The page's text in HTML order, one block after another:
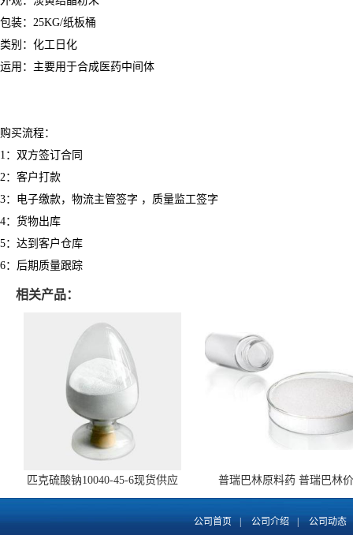
包装：25KG/纸板桶
类别：化工日化
运用：主要用于合成医药中间体
购买流程：
1：双方签订合同
2：客户打款
3：电子缴款，物流主管签字 ，质量监工签字
4：货物出库
5：达到客户仓库
6：后期质量跟踪
相关产品：
匹克硫酸钠10040-45-6现货供应
普瑞巴林原料药 普瑞巴林
148553-50-8 全国包邮
公司首页 公司介绍 公司动态